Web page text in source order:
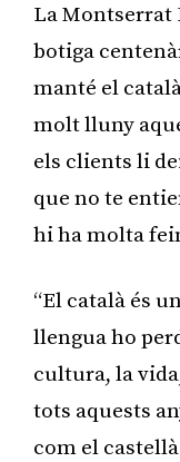
La Montserrat
botiga
manté el
molt lluny
els clients li
que no te
hi ha molta
“El català és
llengua ho
cultura, la
tots aquests
com el